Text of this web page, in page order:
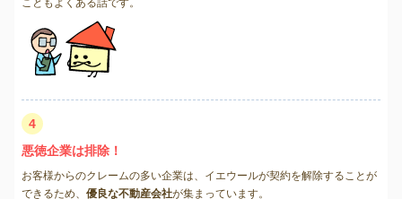
こともよくある話です。
4
悪徳企業は排除！
お客様からのクレームの多い企業は、イエウールが契約を解除することが
できるため、 優良な不動産会社が集まっています。